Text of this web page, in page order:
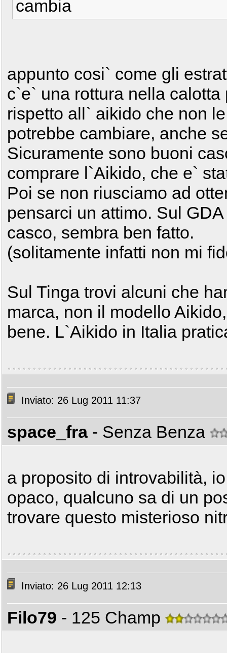
cambia
appunto cosi` come gli
c`e` una rottura nella
rispetto all` aikido che non
potrebbe cambiare, anche
Sicuramente sono buoni
comprare l`Aikido, che e`
Poi se non riusciamo ad
pensarci un attimo. Sul
casco, sembra ben fatto.
(solitamente infatti non mi
Sul Tinga trovi alcuni che
marca, non il modello
bene. L`Aikido in Italia
Inviato: 26 Lug 2011 11:37
space_fra - Senza Benza
a proposito di introvabilità,
opaco, qualcuno sa di un
trovare questo misterioso
Inviato: 26 Lug 2011 12:13
Filo79 - 125 Champ